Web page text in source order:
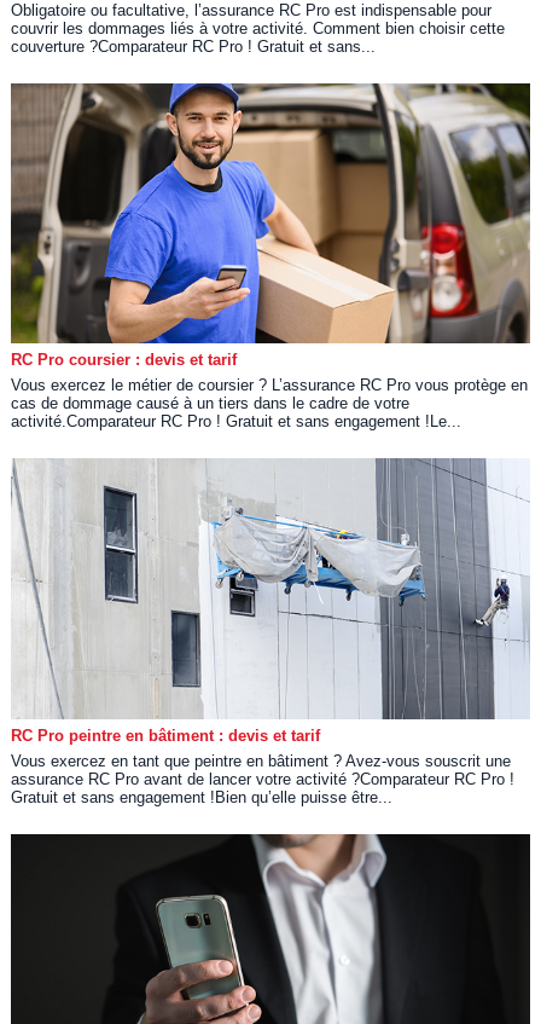
Obligatoire ou facultative, l’assurance RC Pro est indispensable pour
couvrir les dommages liés à votre activité. Comment bien choisir cette
couverture ?Comparateur RC Pro ! Gratuit et sans...
RC Pro coursier : devis et tarif
Vous exercez le métier de coursier ? L’assurance RC Pro vous protège en
cas de dommage causé à un tiers dans le cadre de votre
activité.Comparateur RC Pro ! Gratuit et sans engagement !Le...
RC Pro peintre en bâtiment : devis et tarif
Vous exercez en tant que peintre en bâtiment ? Avez-vous souscrit une
assurance RC Pro avant de lancer votre activité ?Comparateur RC Pro !
Gratuit et sans engagement !Bien qu’elle puisse être...